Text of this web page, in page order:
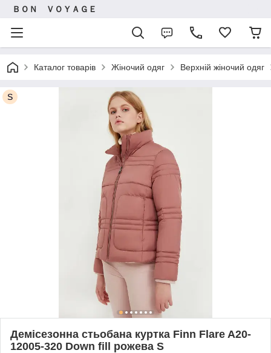
ＢＯＮ ＶＯＹＡＧＥ
Каталог товарів Жіночий одяг Верхній жіночий одяг
S
Демісезонна стьобана куртка Finn Flare A20-
12005-320 Down fill рожева S